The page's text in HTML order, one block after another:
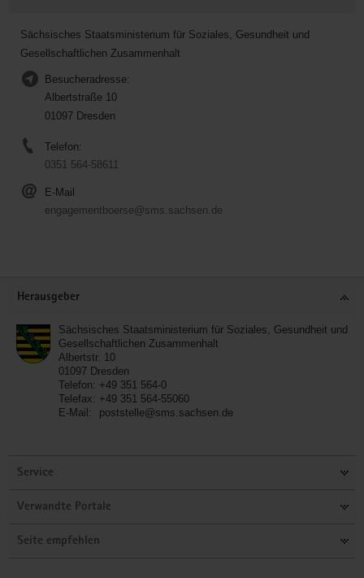
Sächsisches Staatsministerium für Soziales, Gesundheit und
Gesellschaftlichen Zusammenhalt
Besucheradresse:
Albertstraße 10
01097 Dresden
Telefon:
0351 564-58611
E-Mail
engagementboerse@sms.sachsen.de
Herausgeber
Sächsisches Staatsministerium für Soziales, Gesundheit und
Gesellschaftlichen Zusammenhalt
Albertstr. 10
01097 Dresden
Telefon: +49 351 564-0
Telefax: +49 351 564-55060
E-Mail:
poststelle@sms.sachsen.de
Service
Verwandte Portale
Seite empfehlen